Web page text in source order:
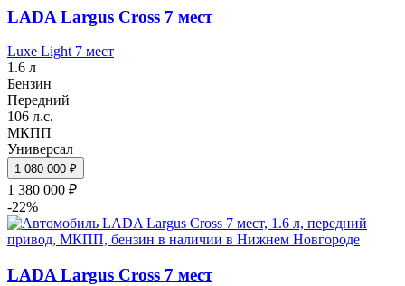
LADA Largus Cross 7 мест
Luxe Light 7 мест
1.6 л
Бензин
Передний
106 л.с.
МКПП
Универсал
1 080 000 ₽
1 380 000 ₽
-22%
LADA Largus Cross 7 мест